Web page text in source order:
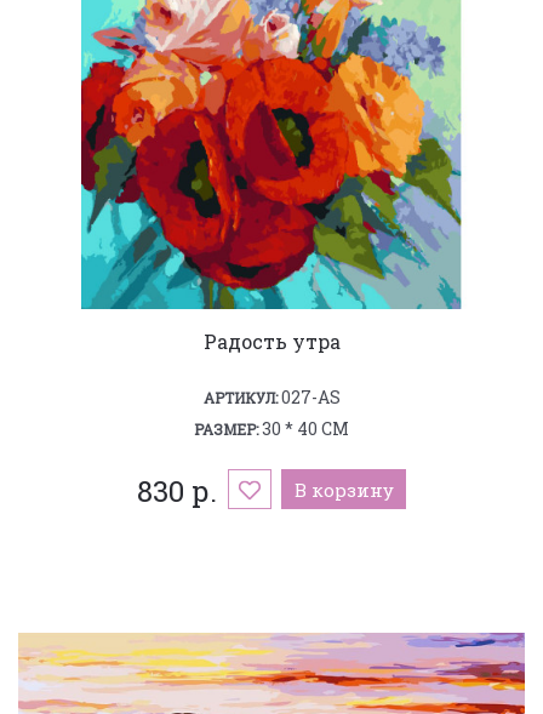
Радость утра
АРТИКУЛ:027-AS
РАЗМЕР:30 * 40 СМ
830 р. В корзину